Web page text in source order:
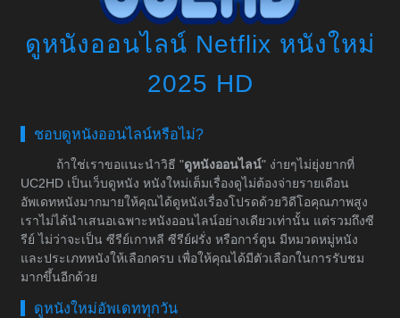
ดูหนังออนไลน์ Netflix หนังใหม่
2025 HD
ชอบดูหนังออนไลน์หรือไม่?
ถ้าใช่เราขอแนะนำวิธี "ดูหนังออนไลน์" ง่ายๆไม่ยุ่งยากที่
UC2HD เป็นเว็บดูหนัง หนังใหม่เต็มเรื่องดูไม่ต้องจ่ายรายเดือน
อัพเดทหนังมากมายให้คุณได้ดูหนังเรื่องโปรดด้วยวิดีโอคุณภาพสูง
เราไม่ได้นำเสนอเฉพาะหนังออนไลน์อย่างเดียวเท่านั้น แต่รวมถึงซี
รีย์ ไม่ว่าจะเป็น ซีรีย์เกาหลี ซีรีย์ฝรั่ง หรือการ์ตูน มีหมวดหมู่หนัง
และประเภทหนังให้เลือกครบ เพื่อให้คุณได้มีตัวเลือกในการรับชม
มากขึ้นอีกด้วย
ดูหนังใหม่อัพเดททุกวัน